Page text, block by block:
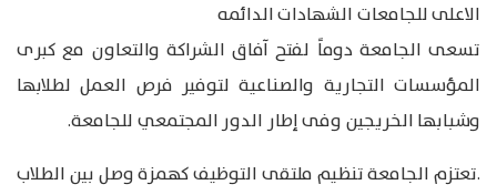
الاعلى للجامعات الشهادات الدائمه
تسعى الجامعة دوماً لفتح آفاق الشراكة والتعاون مع كبرى
المؤسسات التجارية والصناعية لتوفير فرص العمل لطلابها
وشبابها الخريجين وفى إطار الدور المجتمعي للجامعة.
.تعتزم الجامعة تنظيم ملتقى التوظيف كهمزة وصل بين الطلاب